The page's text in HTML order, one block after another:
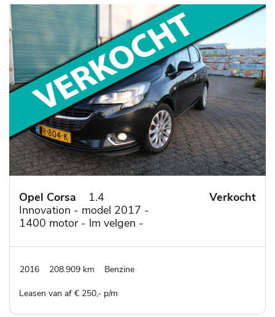
Opel Corsa
1.4
Innovation - model 2017 -
1400 motor - lm velgen -
mistlampen
Verkocht
2016 208.909 km Benzine
Leasen van af € 250,- p/m